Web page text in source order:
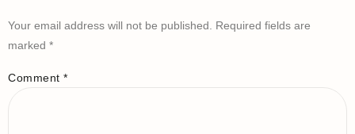
Your email address will not be published. Required fields are
marked *
Comment *